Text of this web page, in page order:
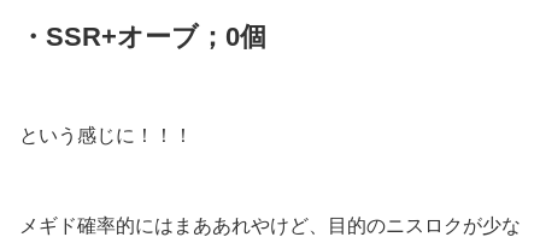
・SSR+オーブ；0個
という感じに！！！
メギド確率的にはまああれやけど、目的のニスロクが少な